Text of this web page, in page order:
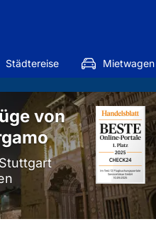
Städtereise Mietwagen
von